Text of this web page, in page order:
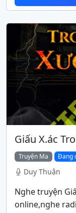
Giấu X.ác
Truyện Ma Đang
Duy Thuận
Nghe truyện
online,nghe